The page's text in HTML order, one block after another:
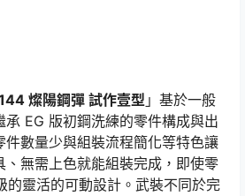
燦陽鋼彈 試作壹型 」基於一般
承 EG 版初鋼洗練的零件構成與出
件數量少與組裝流程簡化等特色讓
、無需上色就能組裝完成，即使零
的靈活的可動設計。武裝不同於完